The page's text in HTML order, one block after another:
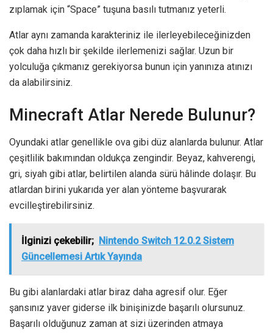
zıplamak için “Space” tuşuna basılı tutmanız yeterli.
Atlar aynı zamanda karakteriniz ile ilerleyebileceğinizden
çok daha hızlı bir şekilde ilerlemenizi sağlar. Uzun bir
yolculuğa çıkmanız gerekiyorsa bunun için yanınıza atınızı
da alabilirsiniz.
Minecraft Atlar Nerede Bulunur?
Oyundaki atlar genellikle ova gibi düz alanlarda bulunur. Atlar
çeşitlilik bakımından oldukça zengindir. Beyaz, kahverengi,
gri, siyah gibi atlar, belirtilen alanda sürü hâlinde dolaşır. Bu
atlardan birini yukarıda yer alan yönteme başvurarak
evcilleştirebilirsiniz.
İlginizi çekebilir; Nintendo Switch 12.0.2 Sistem
Güncellemesi Artık Yayında
Bu gibi alanlardaki atlar biraz daha agresif olur. Eğer
şansınız yaver giderse ilk binişinizde başarılı olursunuz.
Başarılı olduğunuz zaman at sizi üzerinden atmaya